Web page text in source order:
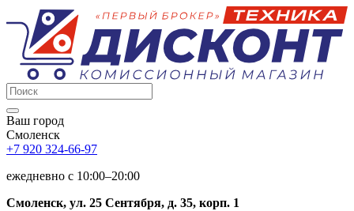
Ваш город
Смоленск
+7 920 324-66-97
ежедневно c 10:00–20:00
Смоленск, ул. 25 Сентября, д. 35, корп. 1